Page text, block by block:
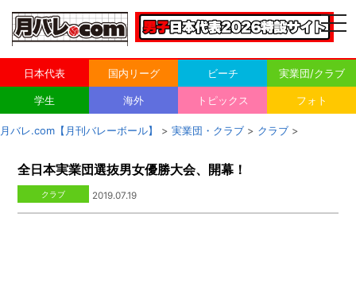
日本代表 国内リーグ ビーチ 実業団/クラブ
学生 海外 トピックス フォト
月バレ.com【月刊バレーボール】 > 実業団・クラブ > クラブ >
全日本実業団選抜男女優勝大会、開幕！
クラブ 2019.07.19